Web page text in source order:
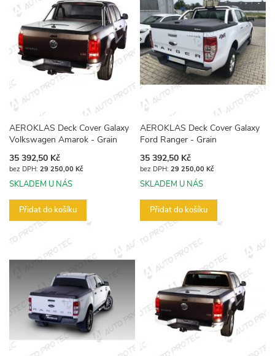
AEROKLAS Deck Cover Galaxy
Volkswagen Amarok - Grain
35 392,50 Kč
29 250,00 Kč
SKLADEM U NÁS
Přidat do košíku
AEROKLAS Deck Cover Galaxy
Ford Ranger - Grain
35 392,50 Kč
29 250,00 Kč
SKLADEM U NÁS
Přidat do košíku